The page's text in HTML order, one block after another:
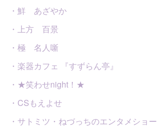
・鮮 あざやか
・上方 百景
・極 名人噺
・楽器カフェ 『すずらん亭』
・★笑わせnight！★
・CSもえよせ
・サトミツ・ねづっちのエンタメショー